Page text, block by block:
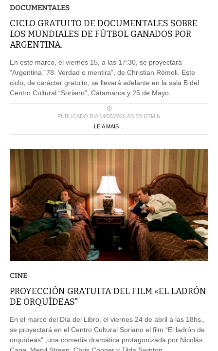
DOCUMENTALES
CICLO GRATUITO DE DOCUMENTALES SOBRE
LOS MUNDIALES DE FÚTBOL GANADOS POR
ARGENTINA.
En este marco, el viernes 15, a las 17:30, se proyectará
“Argentina ´78. Verdad o mentira”, de Christian Rémoli. Este
ciclo, de carácter gratuito, se llevará adelante en la sala B del
Centro Cultural “Soriano”, Catamarca y 25 de Mayo.
PUBLICADO DIA 14/05/2026 ÀS 22H27MIN
LEIA MAIS ...
CINE
PROYECCIÓN GRATUITA DEL FILM «EL LADRÓN
DE ORQUÍDEAS"
En el marco del Día del Libro, el viernes 24 de abril a las 18hs.,
se proyectará en el Centro Cultural Soriano el film “El ladrón de
orquídeas” ,una comedia dramática protagonizada por Nicolás